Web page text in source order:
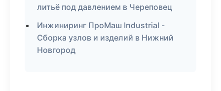
литьё под давлением в Череповец
Инжиниринг ПроМаш Industrial -
Сборка узлов и изделий в Нижний
Новгород